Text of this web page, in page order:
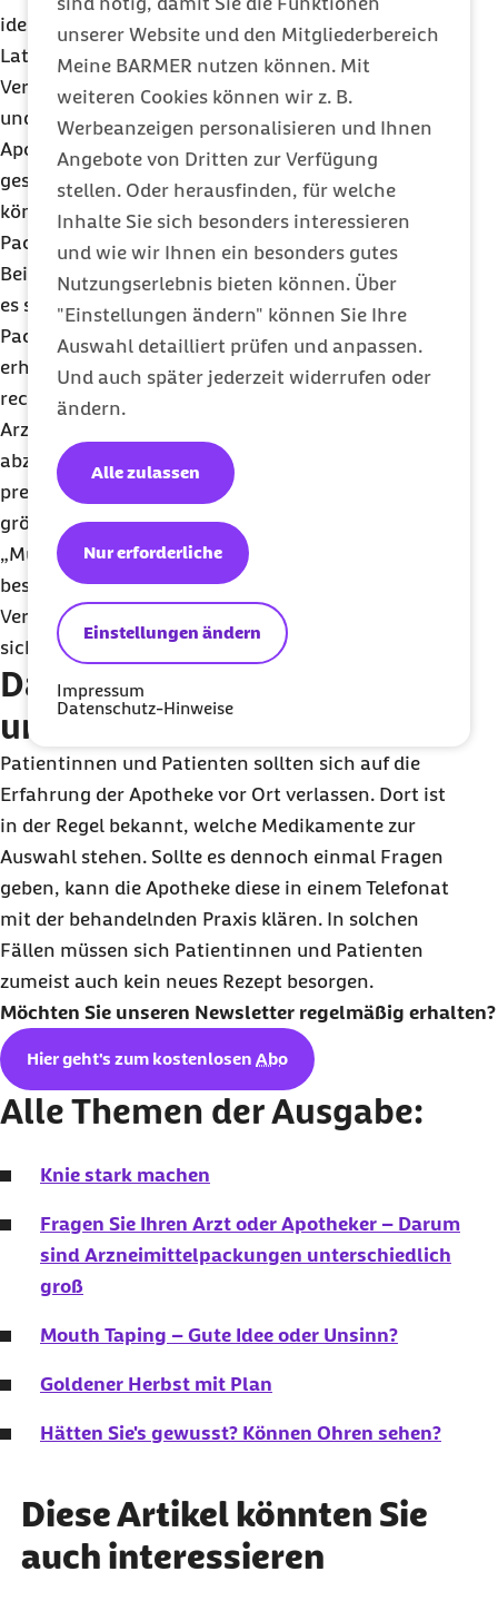
unserer Website und den Mitgliederbereich
Meine BARMER nutzen können. Mit
weiteren Cookies können wir z. B.
Werbeanzeigen personalisieren und Ihnen
Angebote von Dritten zur Verfügung
stellen. Oder herausfinden, für welche
Inhalte Sie sich besonders interessieren
und wie wir Ihnen ein besonders gutes
Nutzungserlebnis bieten können. Über
"Einstellungen ändern" können Sie Ihre
Auswahl detailliert prüfen und anpassen.
Und auch später jederzeit widerrufen oder
ändern.
Einstellungen ändern
Nur erforderliche
Alle zulassen
Impressum
Datenschutz-Hinweise
idem“ erläutert werden. Dieser leitet sich aus dem
Lateinischen ab und bedeutet „oder das Gleiche“.
Verordnet eine Ärztin oder ein Arzt ein Arzneimittel
und hat einen Austausch zugelassen, prüft die
Apotheke, welches preisgünstige Arzneimittel für
gesetzlich Versicherte in Frage kommt. Dabei
können mehrere Arzneien derselben
Packungsgröße zur Auswahl stehen. Wurde zum
Beispiel eine Packungsgröße N3 verordnet, so kann
es sein, dass Patientinnen bzw. Patienten eine
Packung mit 100 Tabletten oder mit 95 Tabletten
erhalten. Der Apotheker oder die Apothekerin ist
rechtlich verpflichtet, anstelle des verordneten
Arzneimittels ein wirkstoffgleiches Medikament
abzugeben, wenn dieses rabattiert bzw.
preisgünstiger ist. Zudem haben Apotheken einen
größeren Spielraum bei der Abgabe von Arzneien.
„Muss eine bestimmte Packungsgröße nicht extra
bestellt werden, dann kann das eine schnellere
Versorgung mit notwendigen Medikamenten mit
sich bringen“, erläutert Günther.
Das müssen Patientinnen
und Patienten beachten
Patientinnen und Patienten sollten sich auf die
Erfahrung der Apotheke vor Ort verlassen. Dort ist
in der Regel bekannt, welche Medikamente zur
Auswahl stehen. Sollte es dennoch einmal Fragen
geben, kann die Apotheke diese in einem Telefonat
mit der behandelnden Praxis klären. In solchen
Fällen müssen sich Patientinnen und Patienten
zumeist auch kein neues Rezept besorgen.
Möchten Sie unseren Newsletter regelmäßig erhalten?
Hier geht's zum kostenlosen Abo
Alle Themen der Ausgabe:
Knie stark machen
Fragen Sie Ihren Arzt oder Apotheker – Darum
sind Arzneimittelpackungen unterschiedlich
groß
Mouth Taping – Gute Idee oder Unsinn?
Goldener Herbst mit Plan
Hätten Sie's gewusst? Können Ohren sehen?
Diese Artikel könnten Sie
auch interessieren